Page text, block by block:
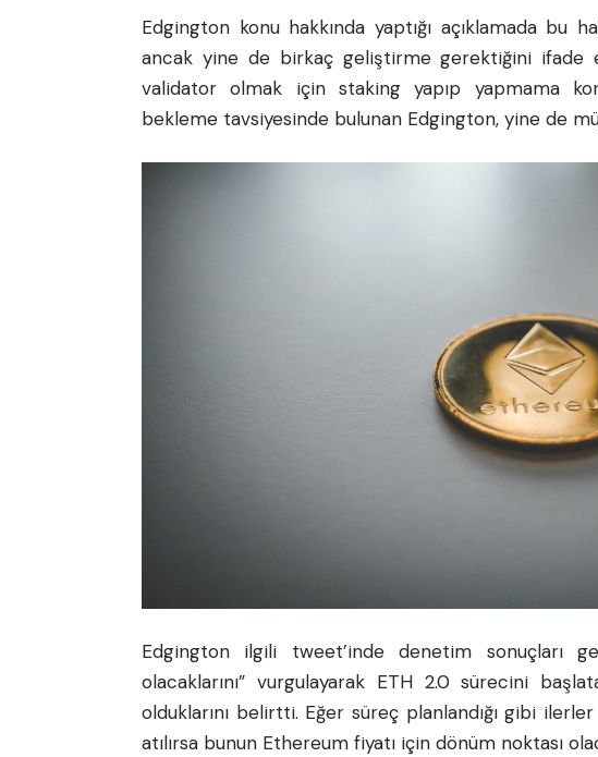
Edgington konu hakkında yaptığı açıklamada bu
ancak yine de birkaç geliştirme gerektiğini ifade
validator olmak için staking yapıp yapmama
bekleme tavsiyesinde bulunan Edgington, yine de
Edgington ilgili tweet’inde denetim sonuçları
olacaklarını” vurgulayarak ETH 2.0 sürecini
olduklarını belirtti. Eğer süreç planlandığı gibi
atılırsa bunun Ethereum fiyatı için dönüm noktası